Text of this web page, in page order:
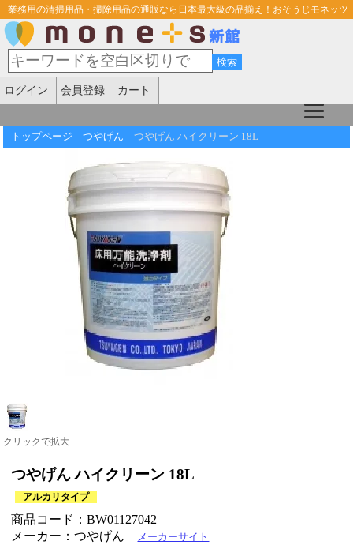
業務用の清掃用品・掃除用品の通販なら日本最大級の品揃え！おそうじモネッツ
ログイン 会員登録 カート
トップページ つやげん つやげん ハイクリーン 18L
クリックで拡大
つやげん ハイクリーン 18L
アルカリタイプ
商品コード：BW01127042
メーカー：つやげん
メーカーサイト